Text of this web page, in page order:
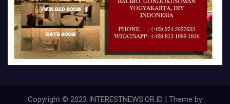
Copyright © 2023 INTERESTNEWS.OR.ID | Theme by